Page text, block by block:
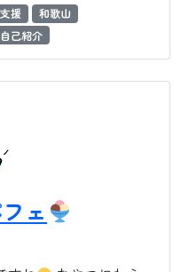
援
和歌山
自己紹介
ェ